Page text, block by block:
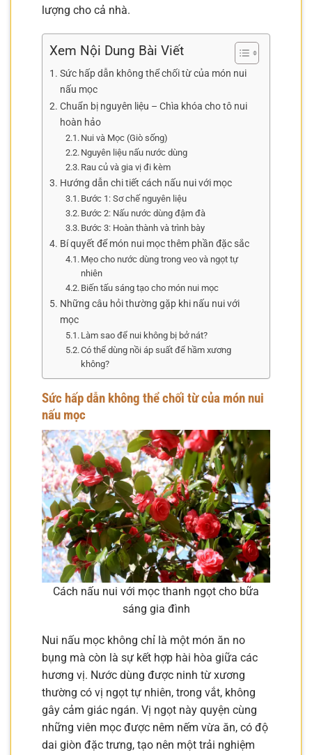
lượng cho cả nhà.
Xem Nội Dung Bài Viết
Sức hấp dẫn không thể chối từ của món nui
nấu mọc
Chuẩn bị nguyên liệu – Chìa khóa cho tô nui
hoàn hảo
Nui và Mọc (Giò sống)
Nguyên liệu nấu nước dùng
Rau củ và gia vị đi kèm
Hướng dẫn chi tiết cách nấu nui với mọc
Bước 1: Sơ chế nguyên liệu
Bước 2: Nấu nước dùng đậm đà
Bước 3: Hoàn thành và trình bày
Bí quyết để món nui mọc thêm phần đặc sắc
Mẹo cho nước dùng trong veo và ngọt tự
nhiên
Biến tấu sáng tạo cho món nui mọc
Những câu hỏi thường gặp khi nấu nui với
mọc
Làm sao để nui không bị bở nát?
Có thể dùng nồi áp suất để hầm xương
không?
Sức hấp dẫn không thể chối từ của món nui
nấu mọc
Cách nấu nui với mọc thanh ngọt cho bữa
sáng gia đình
Nui nấu mọc không chỉ là một món ăn no
bụng mà còn là sự kết hợp hài hòa giữa các
hương vị. Nước dùng được ninh từ xương
thường có vị ngọt tự nhiên, trong vắt, không
gây cảm giác ngán. Vị ngọt này quyện cùng
những viên mọc được nêm nếm vừa ăn, có độ
dai giòn đặc trưng, tạo nên một trải nghiệm